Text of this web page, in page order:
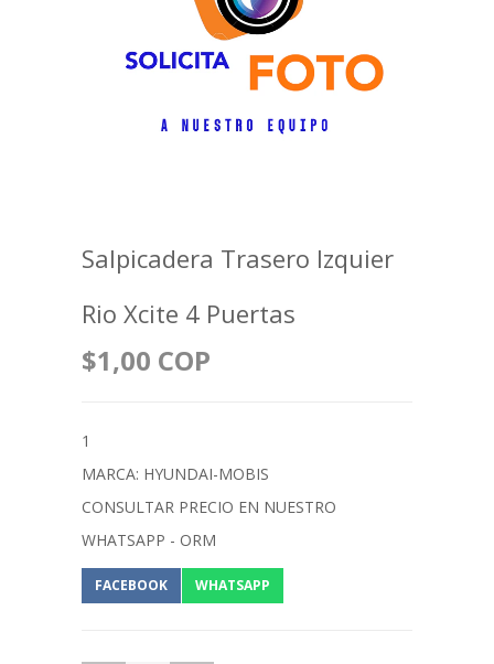
Salpicadera Trasero Izquier
Rio Xcite 4 Puertas
$1,00 COP
1
MARCA: HYUNDAI-MOBIS
CONSULTAR PRECIO EN NUESTRO
WHATSAPP - ORM
FACEBOOK WHATSAPP